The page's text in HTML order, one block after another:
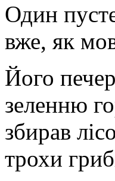
Один
вже, як
Його
зеленню
збирав
трохи